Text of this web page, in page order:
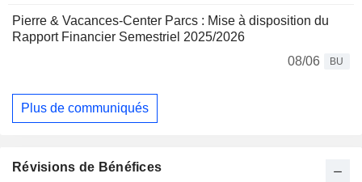
Pierre & Vacances-Center Parcs : Mise à disposition du
Rapport Financier Semestriel 2025/2026
08/06
BU
Plus de communiqués
Révisions de Bénéfices